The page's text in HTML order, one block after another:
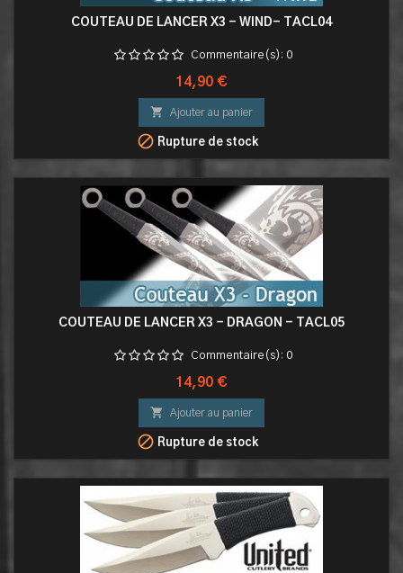
COUTEAU DE LANCER X3 - WIND- TACL04
Commentaire(s): 0
Prix
14,90 €
 Ajouter au panier
 Rupture de stock
COUTEAU DE LANCER X3 - DRAGON - TACL05
Commentaire(s): 0
Prix
14,90 €
 Ajouter au panier
 Rupture de stock